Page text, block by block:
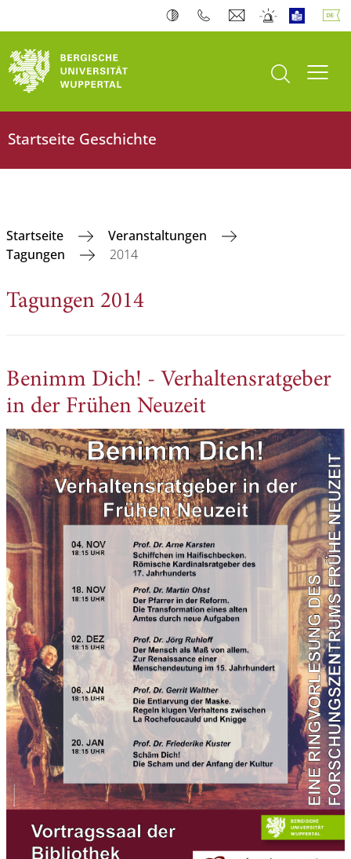
Suche öffnen
Startseite Geschichte
Startseite
Veranstaltungen
Tagungen
2014
Tagungen 2014
Benimm Dich! - Verhaltensratgeber
in der Frühen Neuzeit